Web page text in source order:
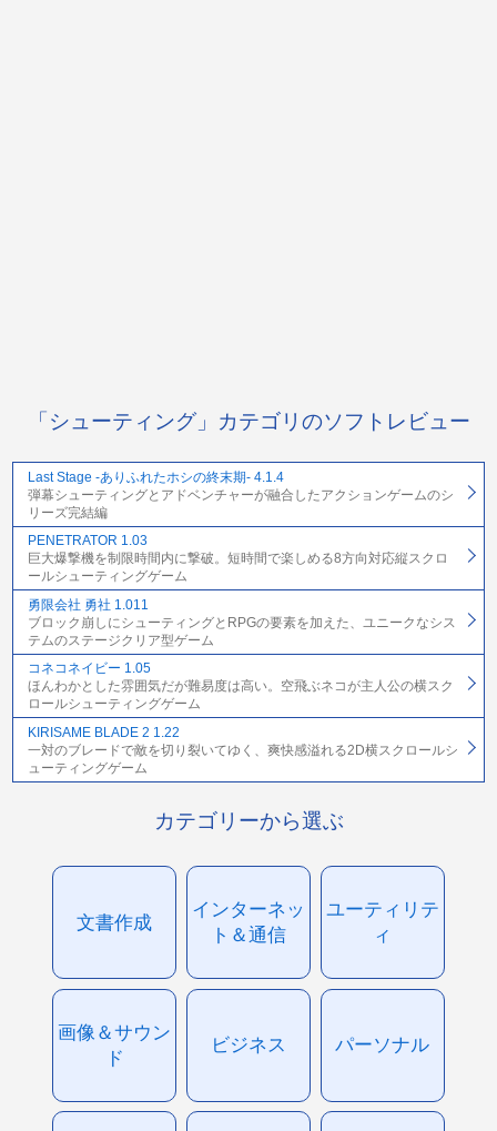
「シューティング」カテゴリのソフトレビュー
Last Stage -ありふれたホシの終末期- 4.1.4
弾幕シューティングとアドベンチャーが融合したアクションゲームのシ
リーズ完結編
PENETRATOR 1.03
巨大爆撃機を制限時間内に撃破。短時間で楽しめる8方向対応縦スクロ
ールシューティングゲーム
勇限会社 勇社 1.011
ブロック崩しにシューティングとRPGの要素を加えた、ユニークなシス
テムのステージクリア型ゲーム
コネコネイビー 1.05
ほんわかとした雰囲気だが難易度は高い。空飛ぶネコが主人公の横スク
ロールシューティングゲーム
KIRISAME BLADE 2 1.22
一対のブレードで敵を切り裂いてゆく、爽快感溢れる2D横スクロールシ
ューティングゲーム
カテゴリーから選ぶ
文書作成
インターネッ
ト＆通信
ユーティリテ
ィ
画像＆サウン
ド
ビジネス パーソナル